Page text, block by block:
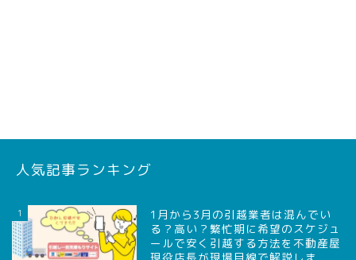
人気記事ランキング
1
1月から3月の引越業者は混んでい
る？高い？繁忙期に希望のスケジュ
ールで安く引越する方法を不動産屋